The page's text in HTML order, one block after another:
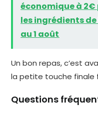
économique à 2€
les ingrédients
au 1 août
Un bon repas, c’est
la petite touche
Questions